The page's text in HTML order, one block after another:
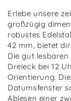
Erlebe unsere
großzügig
robustes
42 mm, bietet
Die gut
Dreieck bei 12
Orientierung.
Datumsfenster
Ablesen einer